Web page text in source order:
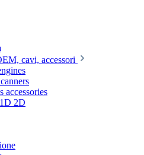
cavi, accessori
accessories
2D